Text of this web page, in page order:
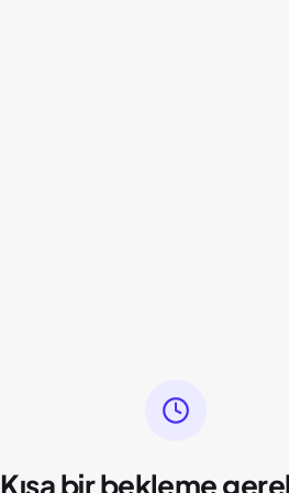
Kısa bir bekleme